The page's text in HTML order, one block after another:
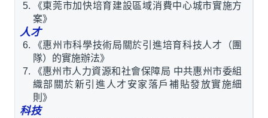
《東莞市加快培育建設區域消費中心城市實施方
案》
人才
《惠州市科學技術局關於引進培育科技人才（團
隊）的實施辦法》
《惠州市人力資源和社會保障局 中共惠州市委組
織部關於新引進人才安家落戶補貼發放實施細
則》
科技